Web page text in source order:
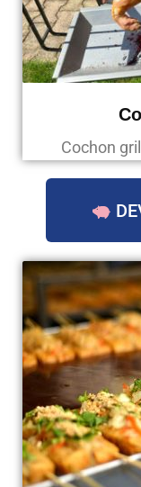
Cochon